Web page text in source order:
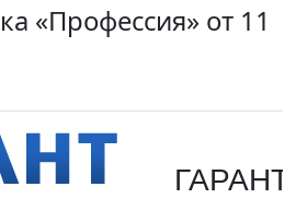
«Профессия» от 11